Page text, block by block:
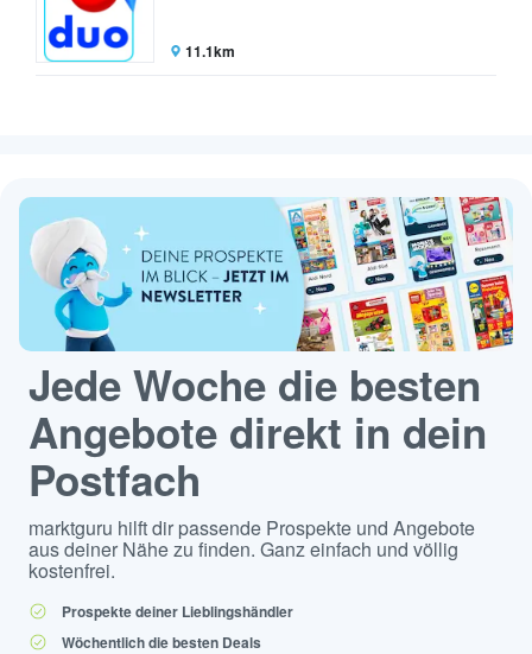
11.1km
Jede Woche die besten
Angebote direkt in dein
Postfach
marktguru hilft dir passende Prospekte und Angebote
aus deiner Nähe zu finden. Ganz einfach und völlig
kostenfrei.
Prospekte deiner Lieblingshändler
Wöchentlich die besten Deals